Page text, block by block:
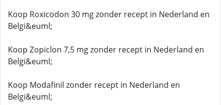
Koop Roxicodon 30 mg zonder recept in Nederland en
Belgi&euml;
Koop Zopiclon 7,5 mg zonder recept in Nederland en
Belgi&euml;
Koop Modafinil zonder recept in Nederland en
Belgi&euml;